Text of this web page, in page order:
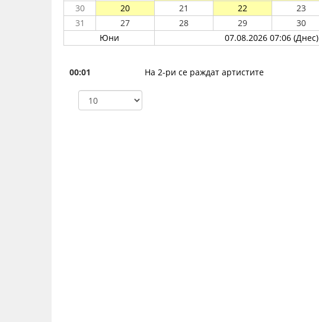
30
20 21 22 23
31
27 28 29 30
Юни
07.08.2026 07:06 (Днес)
00:01
На 2-ри се раждат артистите